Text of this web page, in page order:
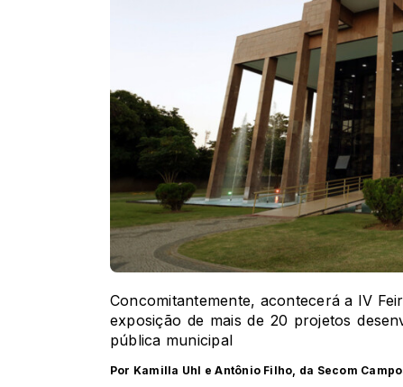
Concomitantemente, acontecerá a IV
exposição de mais de 20 projetos
pública municipal
Por Kamilla Uhl e Antônio Filho, da Secom